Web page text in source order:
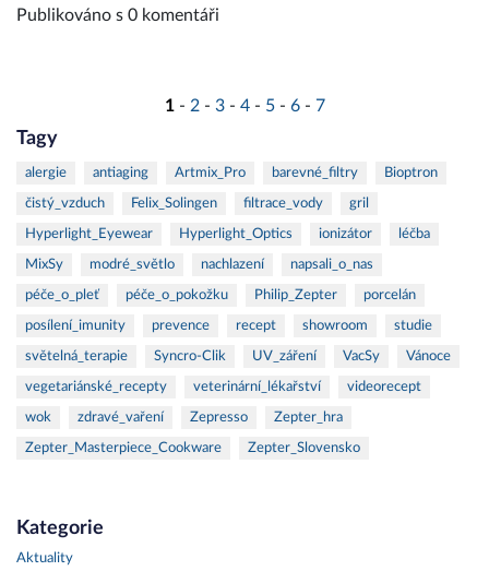
Publikováno s 0 komentáři
1 - 2 - 3 - 4 - 5 - 6 - 7
Tagy
alergie antiaging Artmix_Pro barevné_filtry Bioptron
čistý_vzduch Felix_Solingen filtrace_vody gril
Hyperlight_Eyewear Hyperlight_Optics ionizátor léčba
MixSy modré_světlo nachlazení napsali_o_nas
péče_o_pleť péče_o_pokožku Philip_Zepter porcelán
posílení_imunity prevence recept showroom studie
světelná_terapie Syncro-Clik UV_záření VacSy Vánoce
vegetariánské_recepty veterinární_lékařství videorecept
wok zdravé_vaření Zepresso Zepter_hra
Zepter_Masterpiece_Cookware Zepter_Slovensko
Kategorie
Aktuality